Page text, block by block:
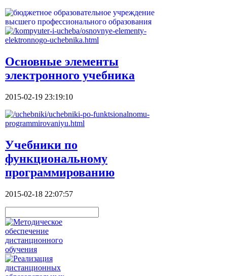
Основные элементы
электронного учебника
2015-02-19 23:19:10
Учебники по
функциональному
программированию
2015-02-18 22:07:57